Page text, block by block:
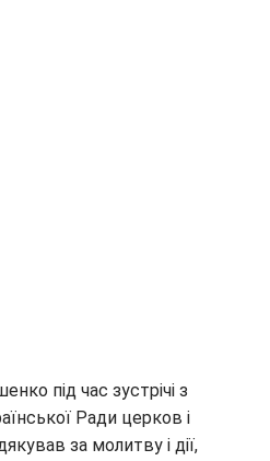
під час зустрічі з
Ради церков і
за молитву і дії,